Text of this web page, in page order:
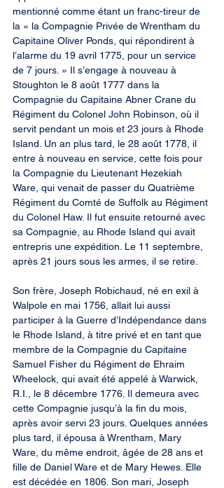
mentionné comme étant un franc-tireur de
la « la Compagnie Privée de Wrentham du
Capitaine Oliver Ponds, qui répondirent à
l’alarme du 19 avril 1775, pour un service
de 7 jours. » Il s’engage à nouveau à
Stoughton le 8 août 1777 dans la
Compagnie du Capitaine Abner Crane du
Régiment du Colonel John Robinson, où il
servit pendant un mois et 23 jours à Rhode
Island. Un an plus tard, le 28 août 1778, il
entre à nouveau en service, cette fois pour
la Compagnie du Lieutenant Hezekiah
Ware, qui venait de passer du Quatrième
Régiment du Comté de Suffolk au Régiment
du Colonel Haw. Il fut ensuite retourné avec
sa Compagnie, au Rhode Island qui avait
entrepris une expédition. Le 11 septembre,
après 21 jours sous les armes, il se retire.
Son frère, Joseph Robichaud, né en exil à
Walpole en mai 1756, allait lui aussi
participer à la Guerre d’Indépendance dans
le Rhode Island, à titre privé et en tant que
membre de la Compagnie du Capitaine
Samuel Fisher du Régiment de Ehraim
Wheelock, qui avait été appelé à Warwick,
R.I., le 8 décembre 1776. Il demeura avec
cette Compagnie jusqu’à la fin du mois,
après avoir servi 23 jours. Quelques années
plus tard, il épousa à Wrentham, Mary
Ware, du même endroit, âgée de 28 ans et
fille de Daniel Ware et de Mary Hewes. Elle
est décédée en 1806. Son mari, Joseph